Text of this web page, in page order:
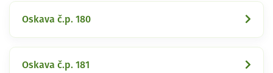
Oskava č.p. 180
Oskava č.p. 181